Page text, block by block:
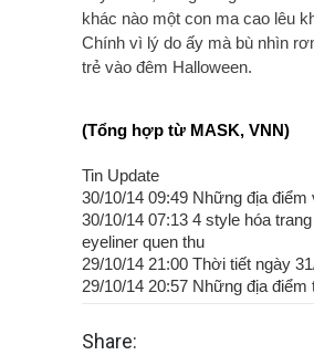
khác nào một con ma cao lêu
Chính vì lý do ấy mà bù nhìn
trẻ vào đêm Halloween.
(Tổng hợp từ MASK, VNN)
Tin Update
30/10/14 09:49 Những địa
30/10/14 07:13 4 style hóa
eyeliner quen thu
29/10/14 21:00 Thời tiết ngày
29/10/14 20:57 Những địa
Share: